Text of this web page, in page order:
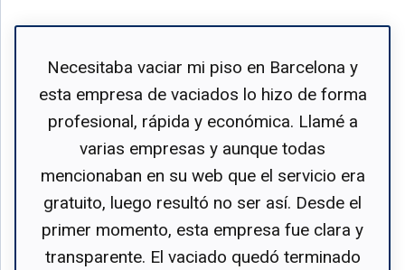
Necesitaba vaciar mi piso en Barcelona y
esta empresa de vaciados lo hizo de forma
profesional, rápida y económica. Llamé a
varias empresas y aunque todas
mencionaban en su web que el servicio era
gratuito, luego resultó no ser así. Desde el
primer momento, esta empresa fue clara y
transparente. El vaciado quedó terminado